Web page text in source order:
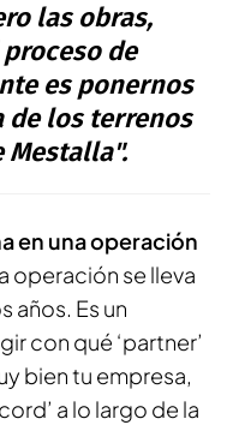
las obras,
de
es ponernos
de los terrenos
Mestalla".
en una operación
operación se lleva
años. Es un
con qué ‘partner’
bien tu empresa,
a lo largo de la